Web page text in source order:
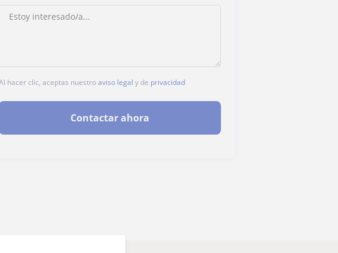
hacer clic, aceptas nuestroaviso legal y de privacidad
Contactar ahora